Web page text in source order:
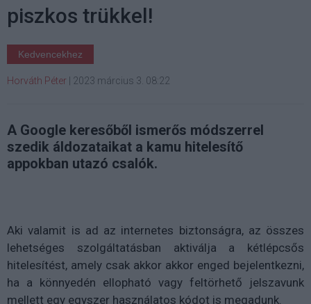
piszkos trükkel!
Kedvencekhez
Horváth Péter 2023 március 3. 08:22
A Google keresőből ismerős módszerrel
szedik áldozataikat a kamu hitelesítő
appokban utazó csalók.
Aki valamit is ad az internetes biztonságra, az összes
lehetséges szolgáltatásban aktiválja a kétlépcsős
hitelesítést, amely csak akkor akkor enged bejelentkezni,
ha a könnyedén ellopható vagy feltörhető jelszavunk
mellett egy egyszer használatos kódot is megadunk.